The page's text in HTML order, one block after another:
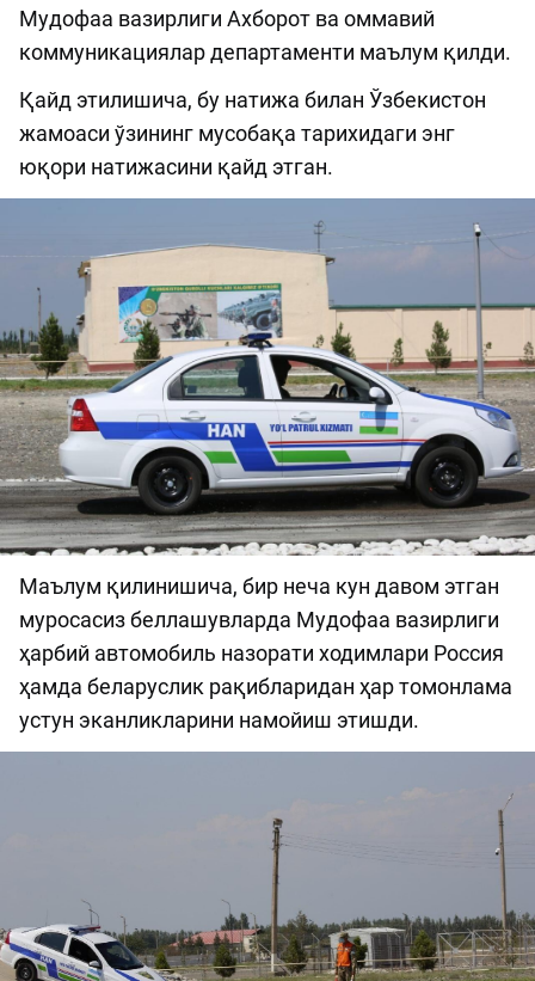
Мудофаа вазирлиги Ахборот ва оммавий
коммуникациялар департаменти маълум қилди.
Қайд этилишича, бу натижа билан Ўзбекистон
жамоаси ўзининг мусобақа тарихидаги энг
юқори натижасини қайд этган.
Маълум қилинишича, бир неча кун давом этган
муросасиз беллашувларда Мудофаа вазирлиги
ҳарбий автомобиль назорати ходимлари Россия
ҳамда беларуслик рақибларидан ҳар томонлама
устун эканликларини намойиш этишди.